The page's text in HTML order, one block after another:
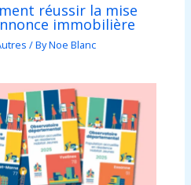
réussir la mise
immobilière
/ ByNoe Blanc